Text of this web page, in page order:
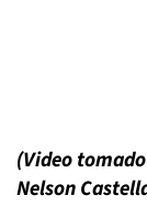
(Video
Nelson